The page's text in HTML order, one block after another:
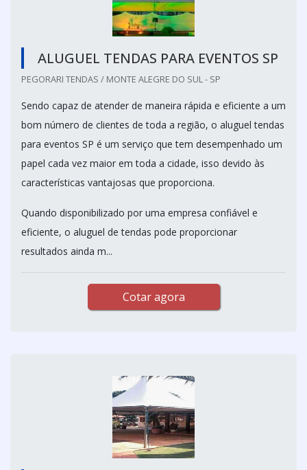
ALUGUEL TENDAS PARA EVENTOS SP
PEGORARI TENDAS / MONTE ALEGRE DO SUL - SP
Sendo capaz de atender de maneira rápida e eficiente a um
bom número de clientes de toda a região, o aluguel tendas
para eventos SP é um serviço que tem desempenhado um
papel cada vez maior em toda a cidade, isso devido às
características vantajosas que proporciona.
Quando disponibilizado por uma empresa confiável e
eficiente, o aluguel de tendas pode proporcionar
resultados ainda m...
Cotar agora